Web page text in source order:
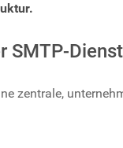
SMTP-
zentrale,